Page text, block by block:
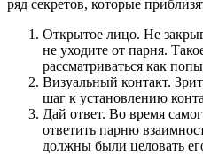
ряд секретов, которые
Открытое лицо. Не
не уходите от парня.
рассматриваться как
Визуальный контакт.
шаг к установлению
Дай ответ. Во время
ответить парню
должны были целовать